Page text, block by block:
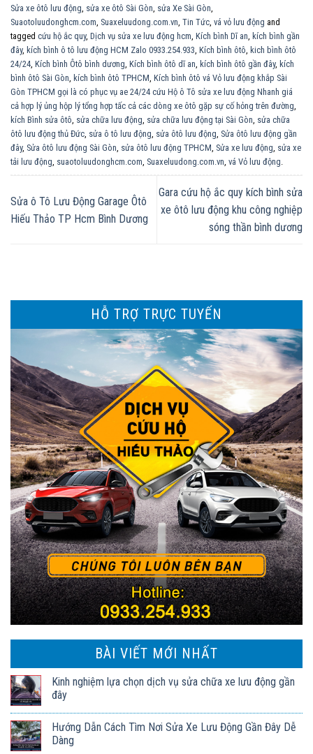
Sửa xe ôtô lưu động, sửa xe ôtô Sài Gòn, sửa Xe Sài Gòn,
Suaotoluudonghcm.com, Suaxeluudong.com.vn, Tin Tức, vá vỏ lưu động and
tagged cứu hộ ắc quy, Dịch vụ sửa xe lưu động hcm, Kích bình Dĩ an, kích bình gần
đây, kích bình ô tô lưu động HCM Zalo 0933.254.933, Kích bình ôtô, kich bình ôtô
24/24, Kích bình Ôtô bình dương, Kích bình ôtô dĩ an, kích bình ôtô gần đây, kích
bình ôtô Sài Gòn, kích bình ôtô TPHCM, Kích bình ôtô vá Vỏ lưu động khắp Sài
Gòn TPHCM gọi là có phục vụ ae 24/24 cứu Hộ ô Tô sửa xe lưu động Nhanh giá
cả hợp lý ủng hộp lý tổng hợp tấc cả các dòng xe ôtô gặp sự cố hỏng trên đường,
kích Bình sửa ôtô, sửa chữa lưu động, sửa chữa lưu động tại Sài Gòn, sửa chữa
ôtô lưu động thủ Đức, sửa ô tô lưu động, sửa ôtô lưu động, Sửa ôtô lưu động gần
đây, Sửa ôtô lưu động Sài Gòn, sửa ôtô lưu động TPHCM, Sửa xe lưu động, sửa xe
tải lưu động, suaotoluudonghcm.com, Suaxeluudong.com.vn, vá Vỏ lưu động.
Sửa ô Tô Lưu Động Garage Ôtô
Hiếu Thảo TP Hcm Bình Dương
Gara cứu hộ ắc quy kích bình sửa
xe ôtô lưu động khu công nghiệp
sóng thần bình dương
HỖ TRỢ TRỰC TUYẾN
BÀI VIẾT MỚI NHẤT
Kinh nghiệm lựa chọn dịch vụ sửa chữa xe lưu động gần
đây
Hướng Dẫn Cách Tìm Nơi Sửa Xe Lưu Động Gần Đây Dễ
Dàng